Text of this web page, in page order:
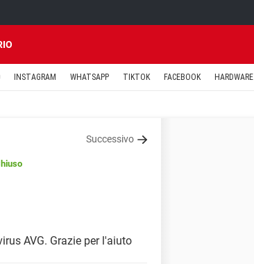
INSTAGRAM WHATSAPP TIKTOK FACEBOOK HARDWARE
Successivo
AVG. Grazie per l'aiuto